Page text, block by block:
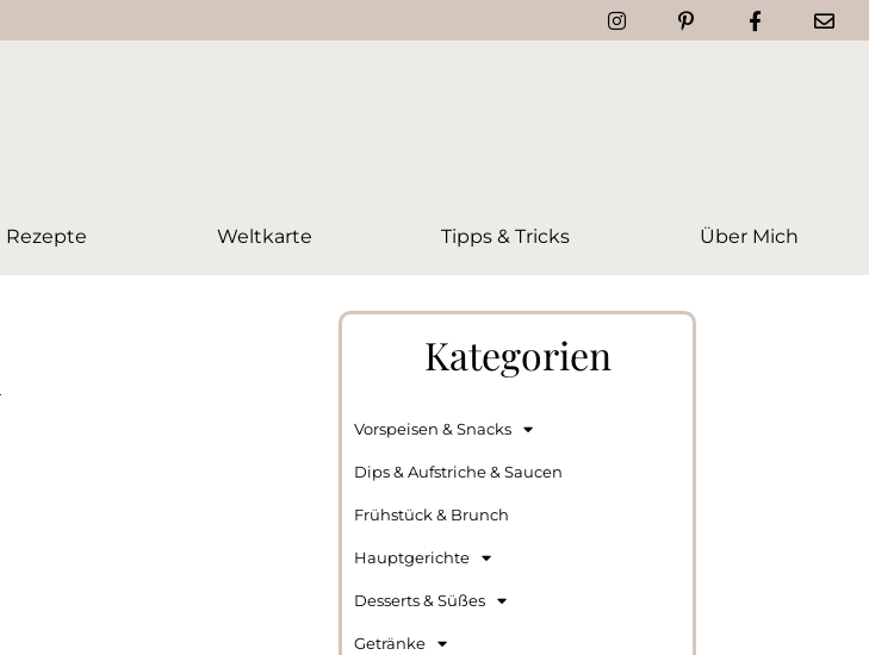
Rezepte Weltkarte Tipps & Tricks Über Mich
Kategorien
Vorspeisen & Snacks
Dips & Aufstriche & Saucen
Frühstück & Brunch
Hauptgerichte
Desserts & Süßes
Getränke